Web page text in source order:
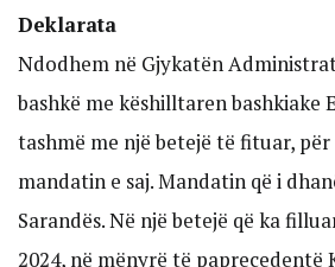
Deklarata
Ndodhem në Gjykatën
bashkë me këshilltaren bashkiake
tashmë me një betejë të fituar,
mandatin e saj. Mandatin që i
Sarandës. Në një betejë që ka
2024, në mënyrë të paprecedentë